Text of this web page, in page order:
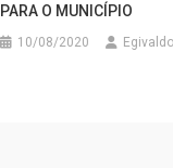
PARA O MUNICÍPIO
10/08/2020